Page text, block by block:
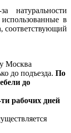
натуральности
в
соответствующий
Москва
до подъезда. По
до
рабочих дней